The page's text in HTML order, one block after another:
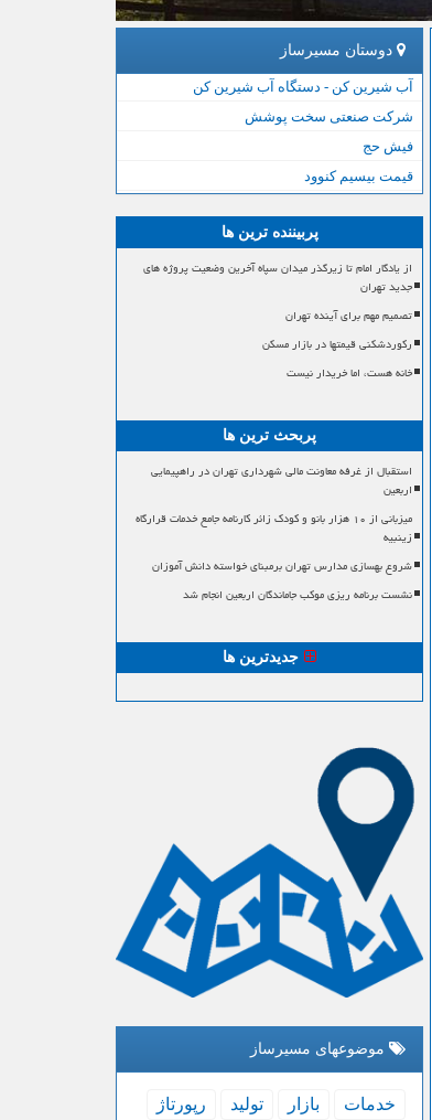
دوستان مسیرساز
آب شیرین کن - دستگاه آب شیرین کن
شرکت صنعتی سخت پوشش
فیش حج
قیمت بیسیم کنوود
پربیننده ترین ها
از یادگار امام تا زیرگذر میدان سپاه آخرین وضعیت پروژه های
جدید تهران
تصمیم مهم برای آینده تهران
رکوردشکنی قیمتها در بازار مسکن
خانه هست، اما خریدار نیست
پربحث ترین ها
استقبال از غرفه معاونت مالی شهرداری تهران در راهپیمایی
اربعین
میزبانی از ۱۰ هزار بانو و کودک زائر کارنامه جامع خدمات قرارگاه
زینبیه
شروع بهسازی مدارس تهران برمبنای خواسته دانش آموزان
نشست برنامه ریزی موکب جاماندگان اربعین انجام شد
جدیدترین ها
موضوعهای مسیرساز
خدمات بازار تولید
رپورتاژ